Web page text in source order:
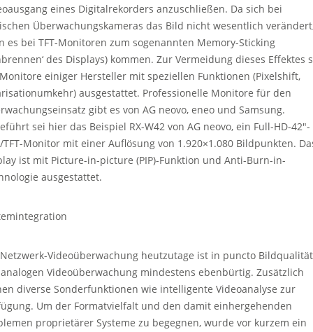
eines Digitalrekorders anzuschließen. Da sich bei
Überwachungskameras das Bild nicht wesentlich
es bei TFT-Monitoren zum sogenannten Memory-Sticking
des Displays) kommen. Zur Vermeidung dieses Effektes
einiger Hersteller mit speziellen Funktionen (Pixelshift,
ausgestattet. Professionelle Monitore für den
gibt es von AG neovo, eneo und Samsung.
sei hier das Beispiel RX-W42 von AG neovo, ein Full-HD-42″-
TFT-Monitor mit einer Auflösung von 1.920×1.080 Bildpunkten.
ist mit Picture-in-picture (PIP)-Funktion und Anti-Burn-in-
ausgestattet.
Videoüberwachung heutzutage ist in puncto Bildqualität
Videoüberwachung mindestens ebenbürtig. Zusätzlich
diverse Sonderfunktionen wie intelligente Videoanalyse zur
Um der Formatvielfalt und den damit einhergehenden
proprietärer Systeme zu begegnen, wurde vor kurzem ein